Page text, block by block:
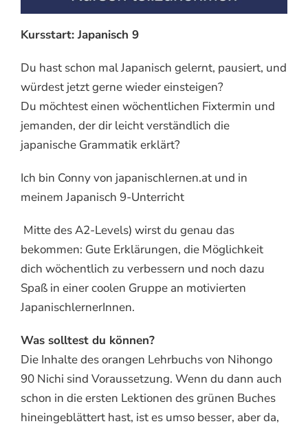
Kursstart: Japanisch 9
Du hast schon mal Japanisch gelernt, pausiert, und
würdest jetzt gerne wieder einsteigen?
Du möchtest einen wöchentlichen Fixtermin und
jemanden, der dir leicht verständlich die
japanische Grammatik erklärt?
Ich bin Conny von japanischlernen.at und in
meinem Japanisch 9-Unterricht
Mitte des A2-Levels) wirst du genau das
bekommen: Gute Erklärungen, die Möglichkeit
dich wöchentlich zu verbessern und noch dazu
Spaß in einer coolen Gruppe an motivierten
JapanischlernerInnen.
Was solltest du können?
Die Inhalte des orangen Lehrbuchs von Nihongo
90 Nichi sind Voraussetzung. Wenn du dann auch
schon in die ersten Lektionen des grünen Buches
hineingeblättert hast, ist es umso besser, aber da,